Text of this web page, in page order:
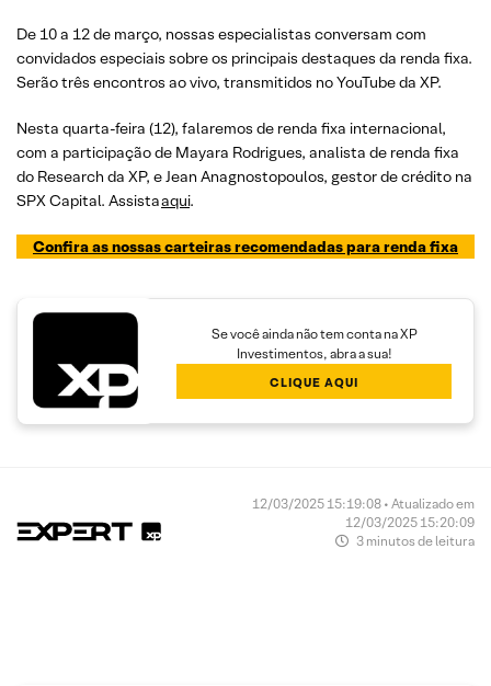
De 10 a 12 de março, nossas especialistas conversam com
convidados especiais sobre os principais destaques da renda fixa.
Serão três encontros ao vivo, transmitidos no YouTube da XP.
Nesta quarta-feira (12), falaremos de renda fixa internacional,
com a participação de Mayara Rodrigues, analista de renda fixa
do Research da XP, e Jean Anagnostopoulos, gestor de crédito na
SPX Capital. Assistaaqui.
Confira as nossas carteiras recomendadas para renda fixa
Se você ainda não tem conta na XP
Investimentos, abra a sua!
CLIQUE AQUI
12/03/2025 15:19:08 • Atualizado em
12/03/2025 15:20:09
3 minutos de leitura